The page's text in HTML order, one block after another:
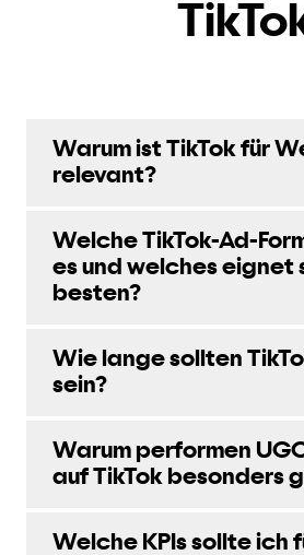
Warum ist TikTok für
relevant?
Welche TikTok-Ad-
es und welches eignet
besten?
Wie lange sollten
sein?
Warum performen
auf TikTok besonders
Welche KPIs sollte ich